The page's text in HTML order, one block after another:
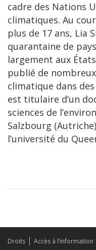
cadre des Nations
climatiques. Au
plus de 17 ans, Lia
quarantaine de
largement aux
publié de
climatique dans
est titulaire d’un
sciences de
Salzbourg
l’université du
Droits Accès à l’information